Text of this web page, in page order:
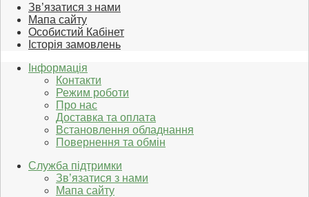
Зв’язатися з нами
Мапа сайту
Особистий Кабінет
Історія замовлень
Інформація
Контакти
Режим роботи
Про нас
Доставка та оплата
Встановлення обладнання
Повернення та обмін
Служба підтримки
Зв’язатися з нами
Мапа сайту